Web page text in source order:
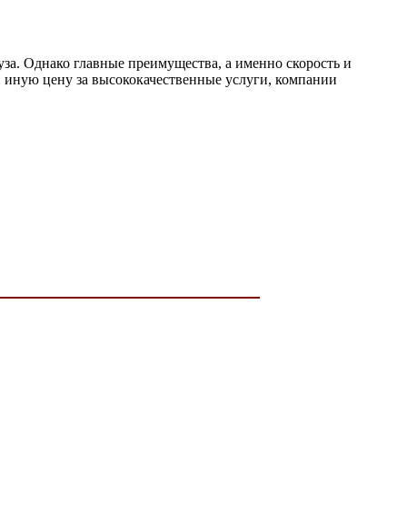
Однако главные преимущества, а именно скорость и
цену за высококачественные услуги, компании